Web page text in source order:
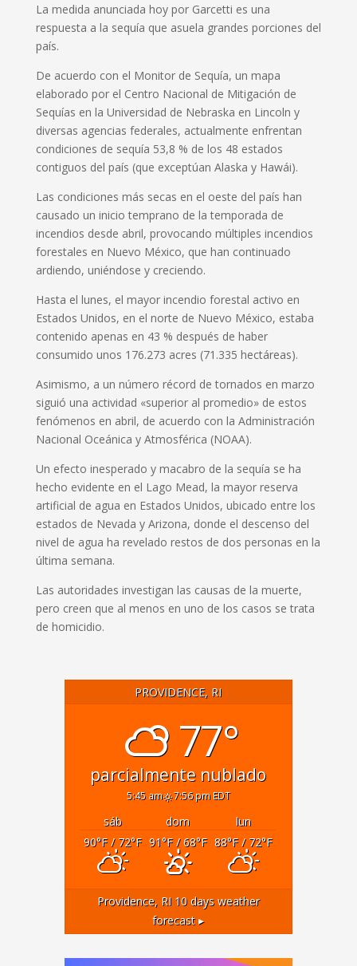
La medida anunciada hoy por Garcetti es una
respuesta a la sequía que asuela grandes porciones del
país.
De acuerdo con el Monitor de Sequía, un mapa
elaborado por el Centro Nacional de Mitigación de
Sequías en la Universidad de Nebraska en Lincoln y
diversas agencias federales, actualmente enfrentan
condiciones de sequía 53,8 % de los 48 estados
contiguos del país (que exceptúan Alaska y Hawái).
Las condiciones más secas en el oeste del país han
causado un inicio temprano de la temporada de
incendios desde abril, provocando múltiples incendios
forestales en Nuevo México, que han continuado
ardiendo, uniéndose y creciendo.
Hasta el lunes, el mayor incendio forestal activo en
Estados Unidos, en el norte de Nuevo México, estaba
contenido apenas en 43 % después de haber
consumido unos 176.273 acres (71.335 hectáreas).
Asimismo, a un número récord de tornados en marzo
siguió una actividad «superior al promedio» de estos
fenómenos en abril, de acuerdo con la Administración
Nacional Oceánica y Atmosférica (NOAA).
Un efecto inesperado y macabro de la sequía se ha
hecho evidente en el Lago Mead, la mayor reserva
artificial de agua en Estados Unidos, ubicado entre los
estados de Nevada y Arizona, donde el descenso del
nivel de agua ha revelado restos de dos personas en la
última semana.
Las autoridades investigan las causas de la muerte,
pero creen que al menos en uno de los casos se trata
de homicidio.
PROVIDENCE, RI
77°
parcialmente nublado
5:45 am 7:56 pm EDT
sáb dom
lun
90°F/ 72°F 91°F/ 68°F 88°F/ 72°F
Providence, RI10 days weather
forecast ▸